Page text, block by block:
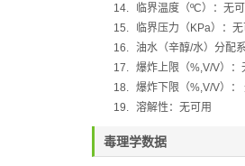
14.
临界温度（ºC）：无
15.
临界压力（KPa）：无
16.
油水（辛醇/水）分配
17.
爆炸上限（%,V/V）：
18.
爆炸下限（%,V/V）：
19.
溶解性：无可用
毒理学数据